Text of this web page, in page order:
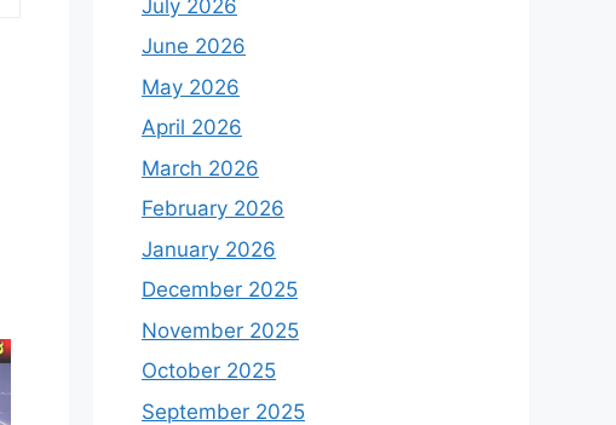
July 2026
June 2026
May 2026
April 2026
March 2026
February 2026
January 2026
December 2025
November 2025
October 2025
September 2025